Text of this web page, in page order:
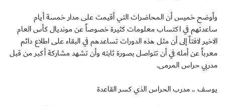
وأوضح خميس أن المحاضرات التي أقيمت على مدار خمسة أيام
ساعدتهم في اكتساب معلومات كثيرة خصوصاً عن مونديال كأس العام
الاخير لافتاً إلى أن مثل هذه الدورات تساعدهم في البقاء على اطلاع دائم
معرباً عن أمله في أن تتواصل بصورة ثابته وأن تشهد مشاركة أكبر من قبل
مدربي حراس المرمى.
يوسف .. مدرب الحراس الذي كسر القاعدة